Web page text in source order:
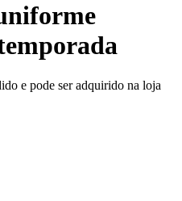
e pode ser adquirido na loja